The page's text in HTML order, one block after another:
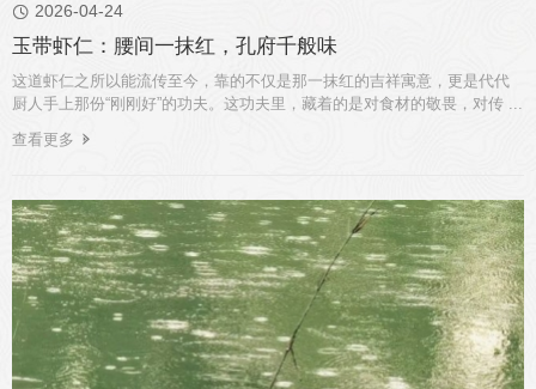
 2026-04-24
玉带虾仁：腰间一抹红，孔府千般味
这道虾仁之所以能流传至今，靠的不仅是那一抹红的吉祥寓意，更是代代
厨人手上那份“刚刚好”的功夫。这功夫里，藏着的是对食材的敬畏，对传 ...
查看更多